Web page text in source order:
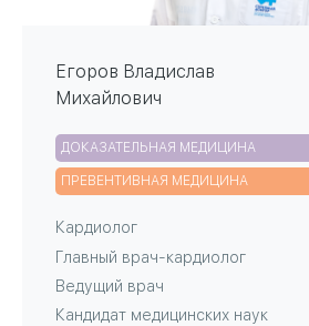
Егоров Владислав
Михайлович
ДОКАЗАТЕЛЬНАЯ МЕДИЦИНА
ПРЕВЕНТИВНАЯ МЕДИЦИНА
Кардиолог
Главный врач-кардиолог
Ведущий врач
Кандидат медицинских наук